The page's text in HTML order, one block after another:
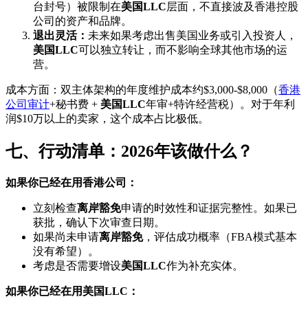
台封号）被限制在美国LLC层面，不直接波及香港控股
公司的资产和品牌。
退出灵活： 未来如果考虑出售美国业务或引入投资人，
美国LLC可以独立转让，而不影响全球其他市场的运
营。
成本方面：双主体架构的年度维护成本约$3,000-$8,000（香港
公司审计+秘书费 + 美国LLC年审+特许经营税）。对于年利
润$10万以上的卖家，这个成本占比极低。
七、行动清单：2026年该做什么？
如果你已经在用香港公司：
立刻检查离岸豁免申请的时效性和证据完整性。如果已
获批，确认下次审查日期。
如果尚未申请离岸豁免，评估成功概率（FBA模式基本
没有希望）。
考虑是否需要增设美国LLC作为补充实体。
如果你已经在用美国LLC：